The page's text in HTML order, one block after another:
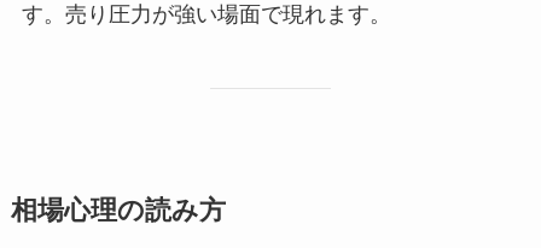
す。売り圧力が強い場面で現れます。
相場心理の読み方